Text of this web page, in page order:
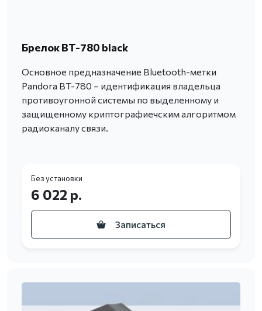
Брелок BT-780 black
Основное предназначение Bluetooth-метки
Pandora BT-780 – идентификация владельца
противоугонной системы по выделенному и
защищенному криптографиечским алгоритмом
радиоканалу связи.
Без установки
6 022 р.
Записаться